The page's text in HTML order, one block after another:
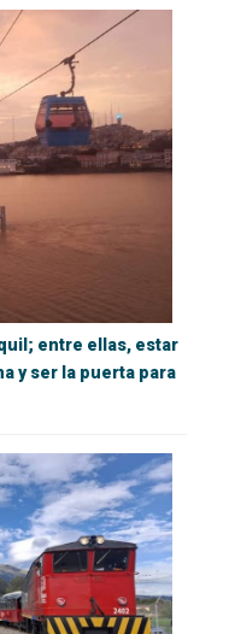
entre ellas, estar
y ser la puerta para